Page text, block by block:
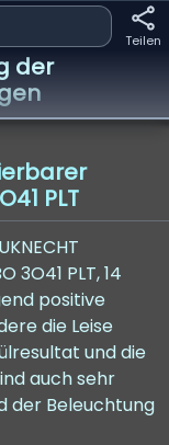
Teilen
der
PLT
PLT, 14
positive
die Leise
und die
auch sehr
der Beleuchtung